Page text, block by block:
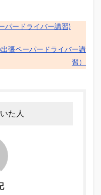
パードライバー講習)
張ペーパードライバー講
習）
た人